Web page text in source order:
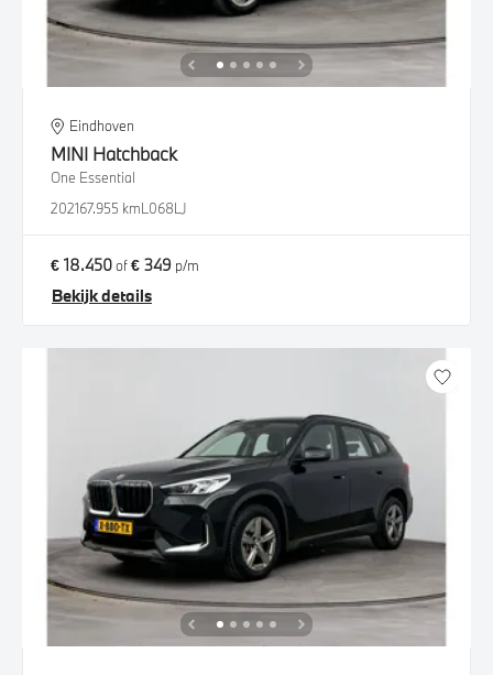
Eindhoven
MINI Hatchback
One Essential
202167.955 kmL068LJ
€ 18.450of€ 349 p/m
Bekijk details